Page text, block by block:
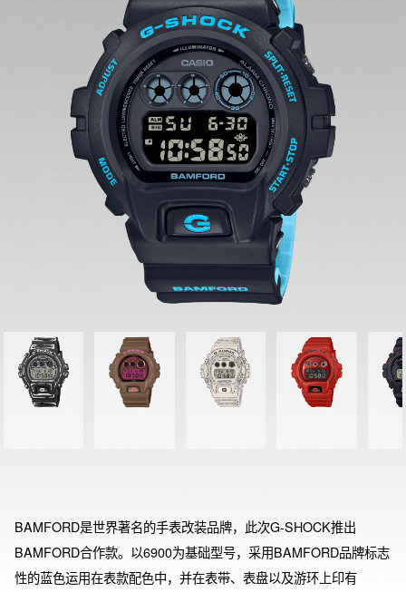
BAMFORD是世界著名的手表改装品牌，此次G-SHOCK推出
BAMFORD合作款。以6900为基础型号，采用BAMFORD品牌标志
性的蓝色运用在表款配色中，并在表带、表盘以及游环上印有